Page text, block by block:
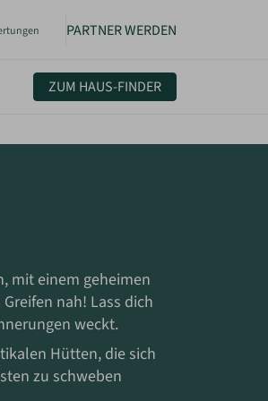
PARTNER WERDEN
ZUM HAUS-FINDER
mit einem geheimen
nah! Lass dich
weckt.
Hütten, die sich
zu schweben